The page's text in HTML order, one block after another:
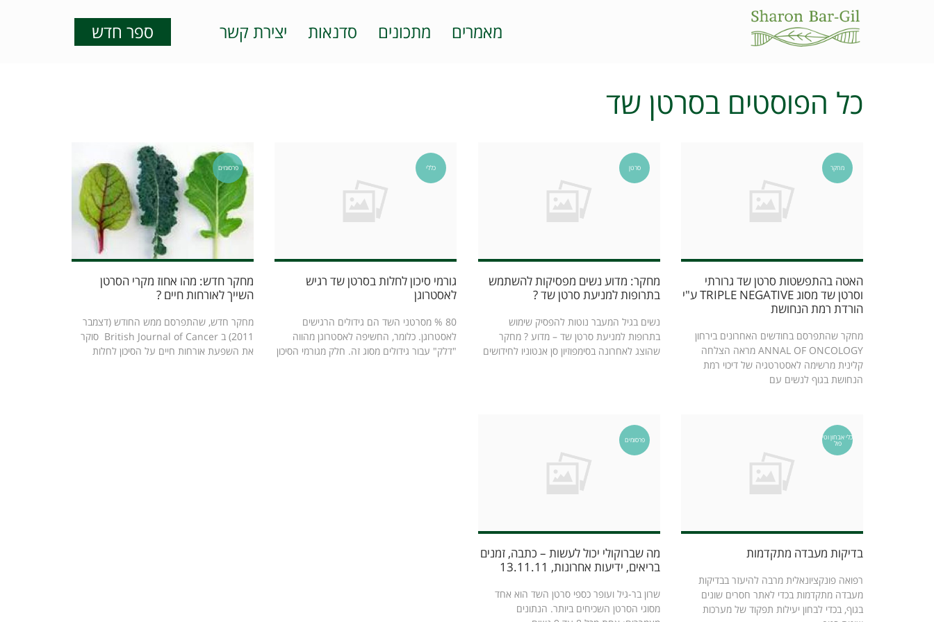
מאמרים מתכונים סדנאות יצירת קשר ספר חדש
כל הפוסטים בסרטן שד
מחקר
האטה בהתפשטות סרטן שד גרורתי
וסרטן שד מסוג TRIPLE NEGATIVE ע"י
הורדת רמת הנחושת
מחקר שהתפרסם בחודשים האחרונים בירחון
ANNAL OF ONCOLOGY מראה הצלחה
קלינית מרשימה לאסטרטגיה של דיכוי רמת
הנחושת בגוף לנשים עם
סרטן
מחקר: מדוע נשים מפסיקות להשתמש
בתרופות למניעת סרטן שד ?
נשים בגיל המעבר נוטות להפסיק שימוש
בתרופות למניעת סרטן שד – מדוע ? מחקר
שהוצג לאחרונה בסימפוזיון סן אנטוניו לחידושים
כללי
גורמי סיכון לחלות בסרטן שד רגיש
לאסטרוגן
80 % מסרטני השד הם גידולים הרגישים
לאסטרוגן. כלומר, החשיפה לאסטרוגן מהווה
"דלק" עבור גידולים מסוג זה. חלק מגורמי הסיכון
פרסומים
מחקר חדש: מהו אחוז מקרי הסרטן
השייך לאורחות חיים ?
מחקר חדש, שהתפרסם ממש החודש (דצמבר
2011) ב British Journal of Cancer סוקר
את השפעת אורחות חיים על הסיכון לחלות
כלי אבחון וטי
פול
בדיקות מעבדה מתקדמות
רפואה פונקציונאלית מרבה להיעזר בבדיקות
מעבדה מתקדמות בכדי לאתר חסרים שונים
בגוף, בכדי לבחון יעילות תפקוד של מערכות
פרסומים
מה שברוקולי יכול לעשות – כתבה, זמנים
בריאים, ידיעות אחרונות, 13.11.11
שרון בר-גיל ועופר כספי סרטן השד הוא אחד
מסוגי הסרטן השכיחים ביותר. הנתונים